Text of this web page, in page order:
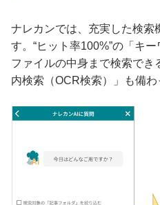
ナレカンでは、充実した検索
す。“ヒット率100%”の「キ
ファイルの中身まで検索でき
内検索（OCR検索）」も備わ